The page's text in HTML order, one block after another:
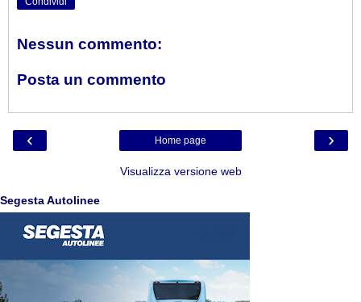
Nessun commento:
Posta un commento
‹ ›
Home page
Visualizza versione web
Segesta Autolinee